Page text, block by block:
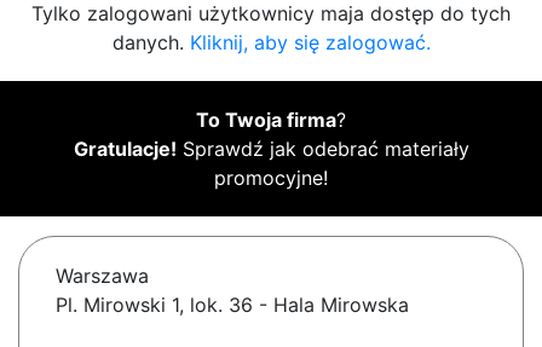
Tylko zalogowani użytkownicy maja dostęp do tych
danych. Kliknij, aby się zalogować.
To Twoja firma?
Gratulacje! Sprawdź jak odebrać materiały
promocyjne!
Warszawa
Pl. Mirowski 1, lok. 36 - Hala Mirowska